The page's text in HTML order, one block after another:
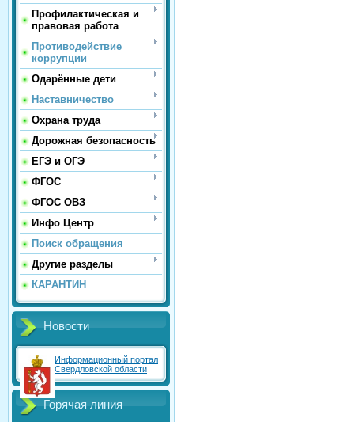
Профилактическая и
правовая работа
Противодействие
коррупции
Одарённые дети
Наставничество
Охрана труда
Дорожная безопасность
ЕГЭ и ОГЭ
ФГОС
ФГОС ОВЗ
Инфо Центр
Поиск обращения
Другие разделы
КАРАНТИН
Новости
Информационный портал
Свердловской области
Горячая линия